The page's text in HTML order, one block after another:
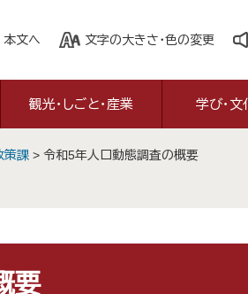
本文へ 文字の大きさ・色の変更
観光・しごと・産業 学び・文
策課 > 令和5年人口動態調査の概要
要